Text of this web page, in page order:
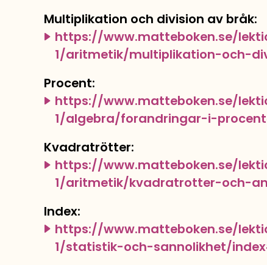
Multiplikation och division av bråk:
https://www.matteboken.se/
1/aritmetik/multiplikation-och-
Procent:
https://www.matteboken.se/
1/algebra/forandringar-i-
Kvadratrötter:
https://www.matteboken.se/
1/aritmetik/kvadratrotter-och-
Index:
https://www.matteboken.se/
1/statistik-och-sannolikhet/